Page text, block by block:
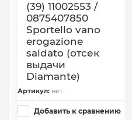
(39) 11002553 /
0875407850
Sportello vano
erogazione
saldato (отсек
выдачи
Diamante)
Артикул: нет
Добавить к сравнению